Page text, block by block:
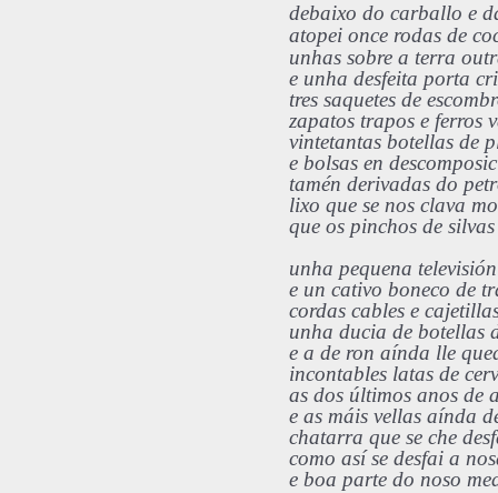
debaixo do carballo e
atopei once rodas de
unhas sobre a terra
e unha desfeita porta
tres saquetes de
zapatos trapos e ferros
vintetantas botellas de
e bolsas en
tamén derivadas do
lixo que se nos clava
que os pinchos de
unha pequena televisión
e un cativo boneco de
cordas cables e
unha ducia de botellas
e a de ron aínda lle
incontables latas de
as dos últimos anos de
e as máis vellas aínda
chatarra que se che
como así se desfai a
e boa parte do noso